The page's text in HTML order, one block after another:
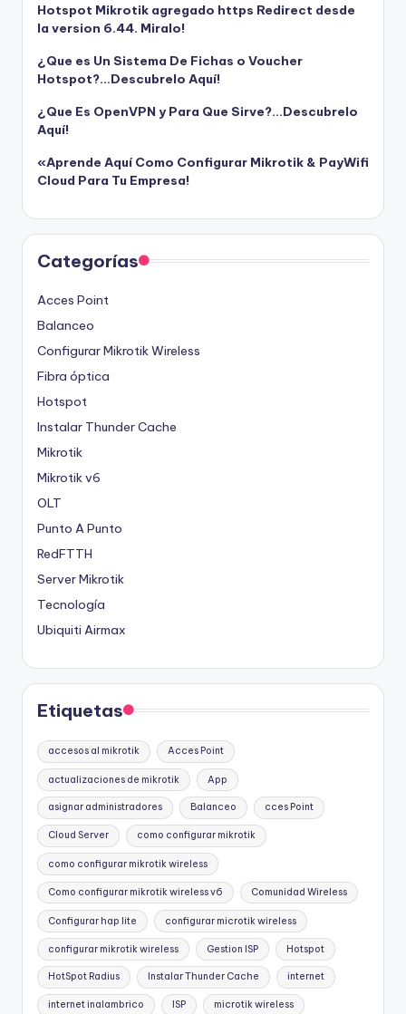
Hotspot Mikrotik agregado https Redirect desde
la version 6.44. Miralo!
¿Que es Un Sistema De Fichas o Voucher
Hotspot?…Descubrelo Aquí!
¿Que Es OpenVPN y Para Que Sirve?…Descubrelo
Aquí!
«Aprende Aquí Como Configurar Mikrotik & PayWifi
Cloud Para Tu Empresa!
Categorías
Acces Point
Balanceo
Configurar Mikrotik Wireless
Fibra óptica
Hotspot
Instalar Thunder Cache
Mikrotik
Mikrotik v6
OLT
Punto A Punto
RedFTTH
Server Mikrotik
Tecnología
Ubiquiti Airmax
Etiquetas
accesos al mikrotik Acces Point
actualizaciones de mikrotik App
asignar administradores Balanceo cces Point
Cloud Server como configurar mikrotik
como configurar mikrotik wireless
Como configurar mikrotik wireless v6 Comunidad Wireless
Configurar hap lite configurar microtik wireless
configurar mikrotik wireless Gestion ISP Hotspot
HotSpot Radius Instalar Thunder Cache internet
internet inalambrico ISP microtik wireless